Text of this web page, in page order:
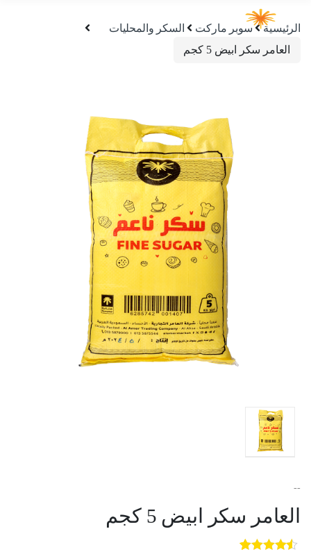
الرئيسية سوبر ماركت
السكر والمحليات
العامر سكر ابيض 5 كجم
--
العامر سكر ابيض 5 كجم